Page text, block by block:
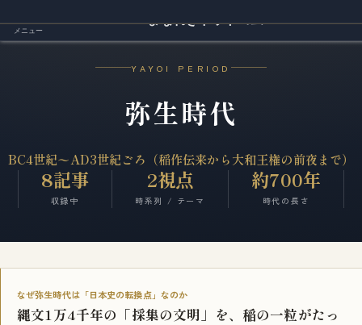
YAYOI PERIOD
弥生時代
BC4世紀〜AD3世紀ごろ（稲作伝来から大和王権の前夜まで）
8記事
収録中
2視点
時系列 / テーマ
約700年
時代の長さ
なぜ弥生時代は「日本史の転換点」なのか
縄文1万4千年の「採集の文明」を、稲の一粒がたっ
メニュー